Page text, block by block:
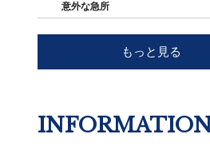
意外な急所
もっと見る